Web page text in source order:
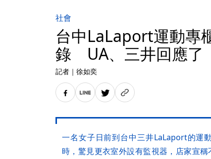
社會
台中LaLaport運動專
錄 UA、三井回應了
記者 ｜ 徐如奕
一名女子日前到台中三井LaLaport的運
時，驚見更衣室外設有監視器，店家宣